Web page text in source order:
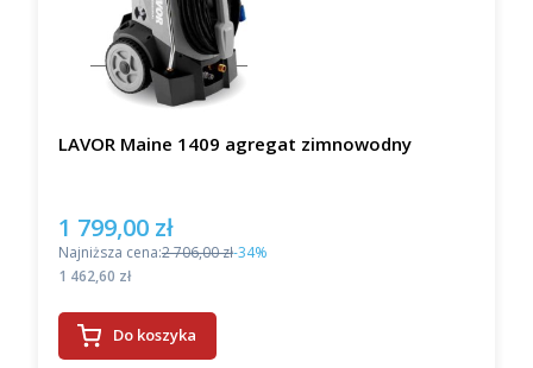
LAVOR Maine 1409 agregat zimnowodny
Cena promocyjna
1 799,00 zł
Najniższa cena:2 706,00 zł-34%
Cena
1 462,60 zł
Do koszyka